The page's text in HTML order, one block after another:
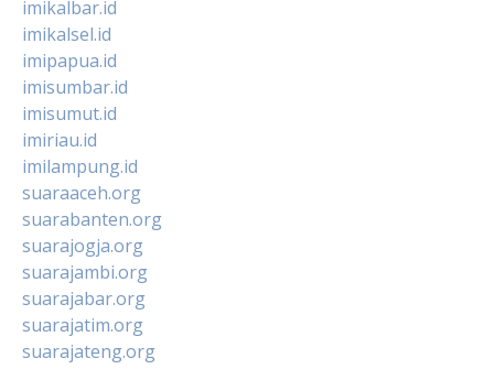
imikalbar.id
imikalsel.id
imipapua.id
imisumbar.id
imisumut.id
imiriau.id
imilampung.id
suaraaceh.org
suarabanten.org
suarajogja.org
suarajambi.org
suarajabar.org
suarajatim.org
suarajateng.org